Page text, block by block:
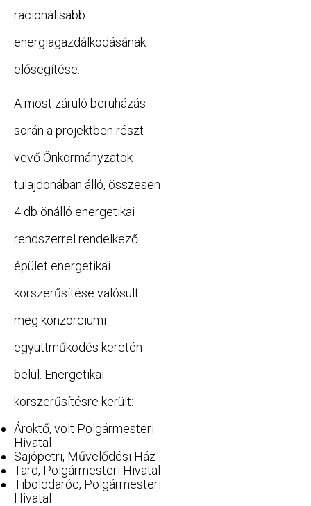
racionálisabb
energiagazdálkodásának
elősegítése.
A most záruló beruházás
során a projektben részt
vevő Önkormányzatok
tulajdonában álló, összesen
4 db önálló energetikai
rendszerrel rendelkező
épület energetikai
korszerűsítése valósult
meg konzorciumi
együttműködés keretén
belül. Energetikai
korszerűsítésre került:
Ároktő, volt Polgármesteri
Hivatal
Sajópetri, Művelődési Ház
Tard, Polgármesteri Hivatal
Tibolddaróc, Polgármesteri
Hivatal